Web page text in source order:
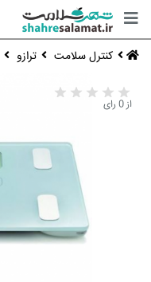
کنترل سلامت ترازو
از 0 رای